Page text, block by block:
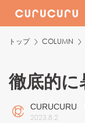
トップ COLUMN
徹底的に
CURUCURU
2023.8.2